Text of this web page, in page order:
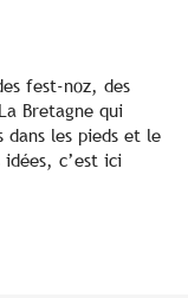
favoris
fest-noz, des
Bretagne qui
les pieds et le
c’est ici